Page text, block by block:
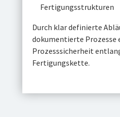
Fertigungsstrukturen
Durch klar definierte
dokumentierte
Prozesssicherheit
Fertigungskette.